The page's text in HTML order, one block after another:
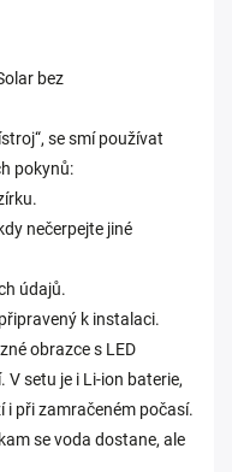
bez
se smí používat
pokynů:
nečerpejte jiné
údajů.
k instalaci.
obrazce s LED
setu je i Li-ion baterie,
i při zamračeném počasí.
se voda dostane, ale